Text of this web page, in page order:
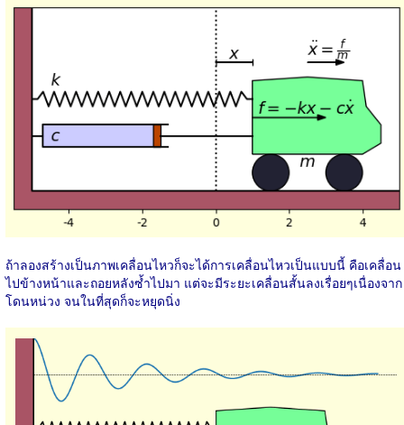
ถ้าลองสร้างเป็นภาพเคลื่อนไหวก็จะได้การเคลื่อนไหวเป็นแบบนี้ คือเคลื่อน
ไปข้างหน้าและถอยหลังซ้ำไปมา แต่จะมีระยะเคลื่อนสั้นลงเรื่อยๆเนื่องจาก
โดนหน่วง จนในที่สุดก็จะหยุดนิ่ง